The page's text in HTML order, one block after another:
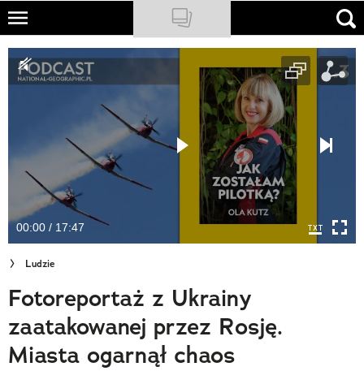
Skip
main
content
NATIONAL GEOGRAPHIC
TRAVELER
Sklep
Newsletter
Cuda Polski
Wielki Konkurs Fotograficzny
Trendbook Podróżniczy
Polecane
00:00 / 17:47
Ludzie
Fotoreportaż z Ukrainy
zaatakowanej przez Rosję.
Miasta ogarnął chaos